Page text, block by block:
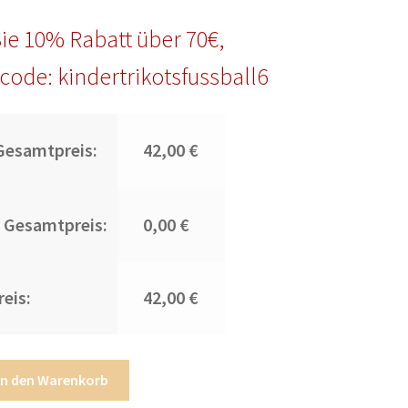
10% Rabatt über 70€,
kindertrikotsfussball6
42,00 €
0,00 €
42,00 €
den Warenkorb